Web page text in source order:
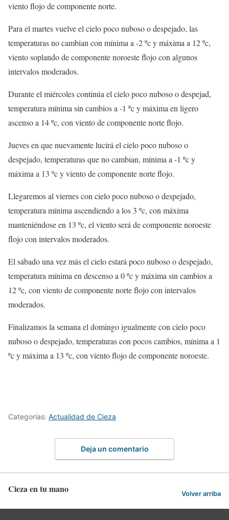
viento flojo de componente norte.
Para el martes vuelve el cielo poco nuboso o despejado, las
temperaturas no cambian con mínima a -2 ºc y máxima a 12 ºc,
viento soplando de componente noroeste flojo con algunos
intervalos moderados.
Durante el miércoles continúa el cielo poco nuboso o despejad,
temperatura mínima sin cambios a -1 ºc y máxima en ligero
ascenso a 14 ºc, con viento de componente norte flojo.
Jueves en que nuevamente lucirá el cielo poco nuboso o
despejado, temperaturas que no cambian, mínima a -1 ºc y
máxima a 13 ºc y viento de componente norte flojo.
Llegaremos al viernes con cielo poco nuboso o despejado,
temperatura mínima ascendiendo a los 3 ºc, con máxima
manteniéndose en 13 ºc, el viento será de componente noroeste
flojo con intervalos moderados.
El sábado una vez más el cielo estará poco nuboso o despejado,
temperatura mínima en descenso a 0 ºc y máxima sin cambios a
12 ºc, con viento de componente norte flojo con intervalos
moderados.
Finalizamos la semana el domingo igualmente con cielo poco
nuboso o despejado, temperaturas con pocos cambios, mínima a 1
ºc y máxima a 13 ºc, con viento flojo de componente noroeste.
Categorías: Actualidad de Cieza
Deja un comentario
Cieza en tu mano Volver arriba